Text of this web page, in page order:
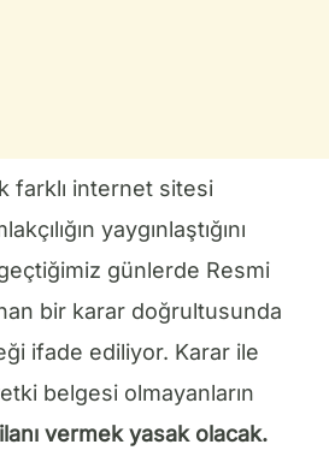
farklı internet sitesi
yaygınlaştığını
günlerde Resmi
bir karar doğrultusunda
ifade ediliyor. Karar ile
belgesi olmayanların
vermek yasak olacak.